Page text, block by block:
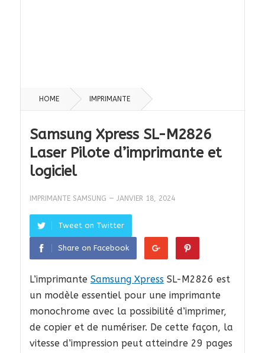
HOME IMPRIMANTE
Samsung Xpress SL-M2826
Laser Pilote d’imprimante et
logiciel
IMPRIMANTE SAMSUNG — JANVIER 18, 2024
Tweet on Twitter
Share on Facebook
L’imprimante Samsung XpressSL-M2826 est
un modèle essentiel pour une imprimante
monochrome avec la possibilité d’imprimer,
de copier et de numériser. De cette façon, la
vitesse d’impression peut atteindre 29 pages